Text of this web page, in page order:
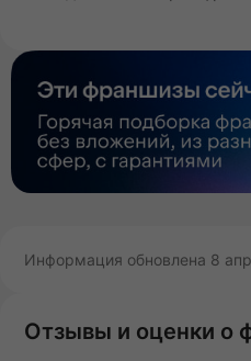
Информация обновлена 8
Отзывы и оценки о